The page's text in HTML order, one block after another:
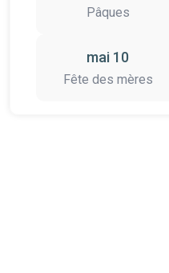
Pâques
mai 10
Fête des mères